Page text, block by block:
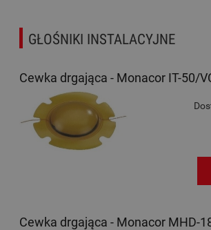
GŁOŚNIKI INSTALACYJNE
Cewka drgająca - Monacor IT-50/
Cewka drgająca - Monacor MHD-